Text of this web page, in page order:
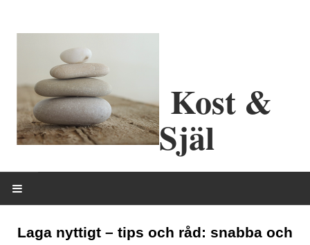
Kost &
Själ
Laga nyttigt – tips och råd: snabba och